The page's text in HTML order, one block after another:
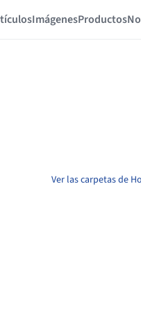
ImágenesProductos
Ver las carpetas de